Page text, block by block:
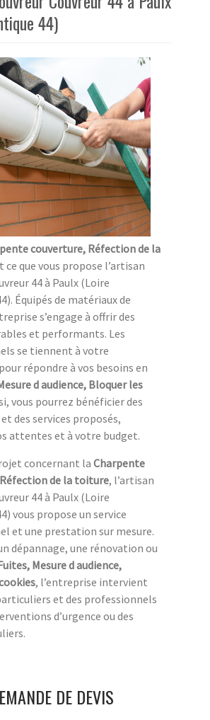
44)
couverture, Réfection de la
ce que vous propose l’artisan
44 à Paulx (Loire
Équipés de matériaux de
s’engage à offrir des
et performants. Les
se tiennent à votre
répondre à vos besoins en
d audience, Bloquer les
vous pourrez bénéficier des
des services proposés,
attentes et à votre budget.
concernant la Charpente
de la toiture, l’artisan
44 à Paulx (Loire
vous propose un service
et une prestation sur mesure.
dépannage, une rénovation ou
Mesure d audience,
, l’entreprise intervient
et des professionnels
d’urgence ou des
DE DEVIS